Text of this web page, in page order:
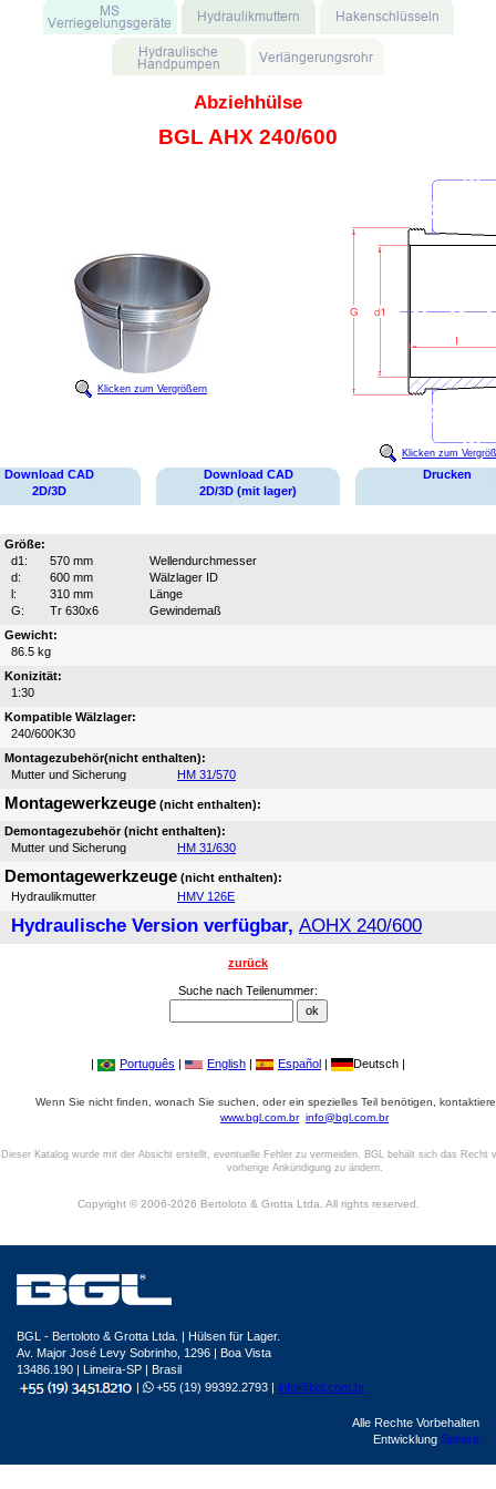
Abziehhülse
BGL AHX 240/600
Klicken zum Vergrößern
Klicken zum
Download CAD
2D/3D
Download CAD
2D/3D (mit lager)
Drucken
Größe:
d1:
570 mm
Wellendurchmesser
d:
600 mm
Wälzlager ID
l:
310 mm
Länge
G:
Tr 630x6
Gewindemaß
Gewicht:
86.5 kg
Konizität:
1:30
Kompatible Wälzlager:
240/600K30
Montagezubehör(nicht enthalten):
Mutter und Sicherung
HM 31/570
Montagewerkzeuge (nicht enthalten):
Demontagezubehör (nicht enthalten):
Mutter und Sicherung
HM 31/630
Demontagewerkzeuge (nicht enthalten):
Hydraulikmutter
HMV 126E
Hydraulische Version verfügbar, AOHX 240/600
zurück
Suche nach Teilenummer:
| Português | English | Español | Deutsch |
Wenn Sie nicht finden, wonach Sie suchen, oder ein spezielles Teil benötigen,
www.bgl.com.br info@bgl.com.br
Dieser Katalog wurde mit der Absicht erstellt, eventuelle Fehler zu vermeiden. BGL behält sich das Recht
vorherige Ankündigung zu ändern.
Copyright © 2006-2026 Bertoloto & Grotta Ltda. All rights reserved.
BGL - Bertoloto & Grotta Ltda. | Hülsen für Lager.
Av. Major José Levy Sobrinho, 1296 | Boa Vista
13486.190 | Limeira-SP | Brasil
|
+55 (19) 99392.2793 | info@bgl.com.br
Alle Rechte Vorbehalten
Entwicklung Sphera